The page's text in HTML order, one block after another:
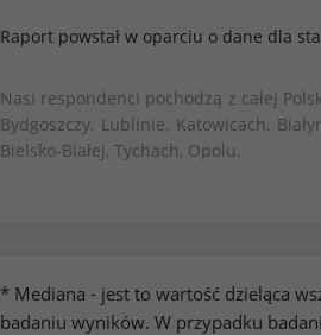
Raport powstał w oparciu o dane dla
Nasi respondenci pochodzą z całej
Bydgoszczy, Lublinie, Katowicach,
Bielsko-Białej, Tychach, Opolu.
* Mediana - jest to wartość dzieląca
badaniu wyników. W przypadku